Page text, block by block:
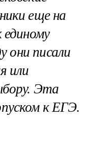
еще на
они писали
или
Эта
к ЕГЭ.